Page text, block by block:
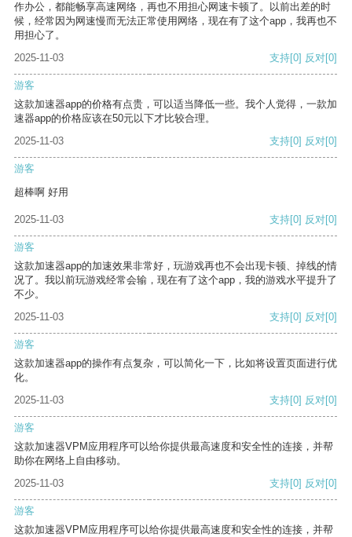
作办公，都能畅享高速网络，再也不用担心网速卡顿了。以前出差的时
候，经常因为网速慢而无法正常使用网络，现在有了这个app，我再也不
用担心了。
2025-11-03
支持[0] 反对[0]
游客
这款加速器app的价格有点贵，可以适当降低一些。我个人觉得，一款加
速器app的价格应该在50元以下才比较合理。
2025-11-03
支持[0] 反对[0]
游客
超棒啊 好用
2025-11-03 支持[0] 反对[0]
游客
这款加速器app的加速效果非常好，玩游戏再也不会出现卡顿、掉线的情
况了。我以前玩游戏经常会输，现在有了这个app，我的游戏水平提升了
不少。
2025-11-03
支持[0] 反对[0]
游客
这款加速器app的操作有点复杂，可以简化一下，比如将设置页面进行优
化。
2025-11-03
支持[0] 反对[0]
游客
这款加速器VPM应用程序可以给你提供最高速度和安全性的连接，并帮
助你在网络上自由移动。
2025-11-03
支持[0] 反对[0]
游客
这款加速器VPM应用程序可以给你提供最高速度和安全性的连接，并帮